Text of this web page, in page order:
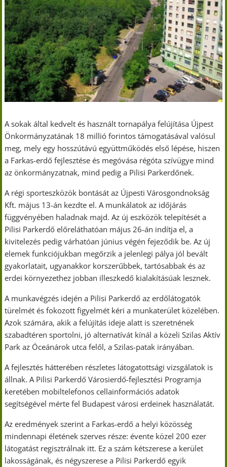
A sokak által kedvelt és használt tornapálya felújítása Újpest
Önkormányzatának 18 millió forintos támogatásával valósul
meg, mely egy hosszútávú együttműködés első lépése, hiszen
a Farkas-erdő fejlesztése és megóvása régóta szívügye mind
az önkormányzatnak, mind pedig a Pilisi Parkerdőnek.
A régi sporteszközök bontását az Újpesti Városgondnokság
Kft. május 13-án kezdte el. A munkálatok az időjárás
függvényében haladnak majd. Az új eszközök telepítését a
Pilisi Parkerdő előreláthatóan május 26-án indítja el, a
kivitelezés pedig várhatóan június végén fejeződik be. Az új
elemek funkciójukban megőrzik a jelenlegi pálya jól bevált
gyakorlatait, ugyanakkor korszerűbbek, tartósabbak és az
erdei környezethez jobban illeszkedő kialakításúak lesznek.
A munkavégzés idején a Pilisi Parkerdő az erdőlátogatók
türelmét és fokozott figyelmét kéri a munkaterület közelében.
Azok számára, akik a felújítás ideje alatt is szeretnének
szabadtéren sportolni, jó alternatívát kínál a közeli Szilas Aktív
Park az Óceánárok utca felől, a Szilas-patak irányában.
A fejlesztés hátterében részletes látogatottsági vizsgálatok is
állnak. A Pilisi Parkerdő Városierdő-fejlesztési Programja
keretében mobiltelefonos cellainformációs adatok
segítségével mérte fel Budapest városi erdeinek használatát.
Az eredmények szerint a Farkas-erdő a helyi közösség
mindennapi életének szerves része: évente közel 200 ezer
látogatást regisztrálnak itt. Ez a szám kétszerese a kerület
lakosságának, és négyszerese a Pilisi Parkerdő egyik